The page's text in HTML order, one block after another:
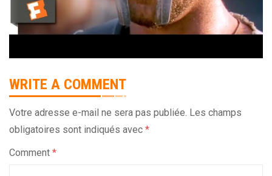
WRITE A COMMENT
Votre adresse e-mail ne sera pas publiée. Les champs
obligatoires sont indiqués avec *
Comment *